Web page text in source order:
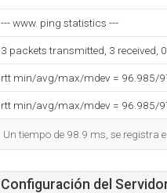
--- www. ping statistics ---
3 packets transmitted, 3 received,
rtt min/avg/max/mdev = 96.985/
rtt min/avg/max/mdev = 96.985/
Un tiempo de 98.9 ms, se registra
Configuración del